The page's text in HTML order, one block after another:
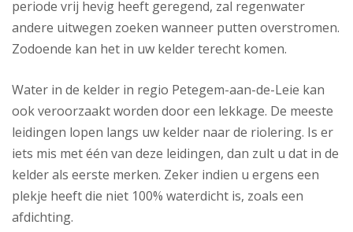
periode vrij hevig heeft geregend, zal regenwater
andere uitwegen zoeken wanneer putten overstromen.
Zodoende kan het in uw kelder terecht komen.
Water in de kelder in regio Petegem-aan-de-Leie kan
ook veroorzaakt worden door een lekkage. De meeste
leidingen lopen langs uw kelder naar de riolering. Is er
iets mis met één van deze leidingen, dan zult u dat in de
kelder als eerste merken. Zeker indien u ergens een
plekje heeft die niet 100% waterdicht is, zoals een
afdichting.